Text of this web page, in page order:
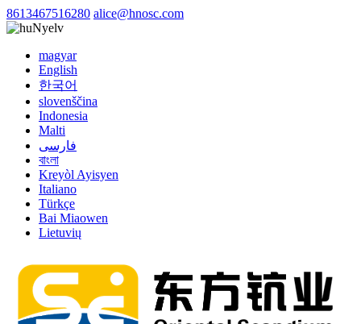
8613467516280 alice@hnosc.com
Nyelv
magyar
English
한국어
slovenščina
Indonesia
Malti
فارسی
বাংলা
Kreyòl Ayisyen
Italiano
Türkçe
Bai Miaowen
Lietuvių